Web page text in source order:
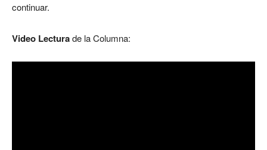
continuar.
Video Lecturade la Columna: